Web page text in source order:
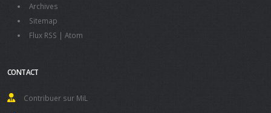
Archives
Sitemap
Flux RSS | Atom
CONTACT
Contribuer sur MiL